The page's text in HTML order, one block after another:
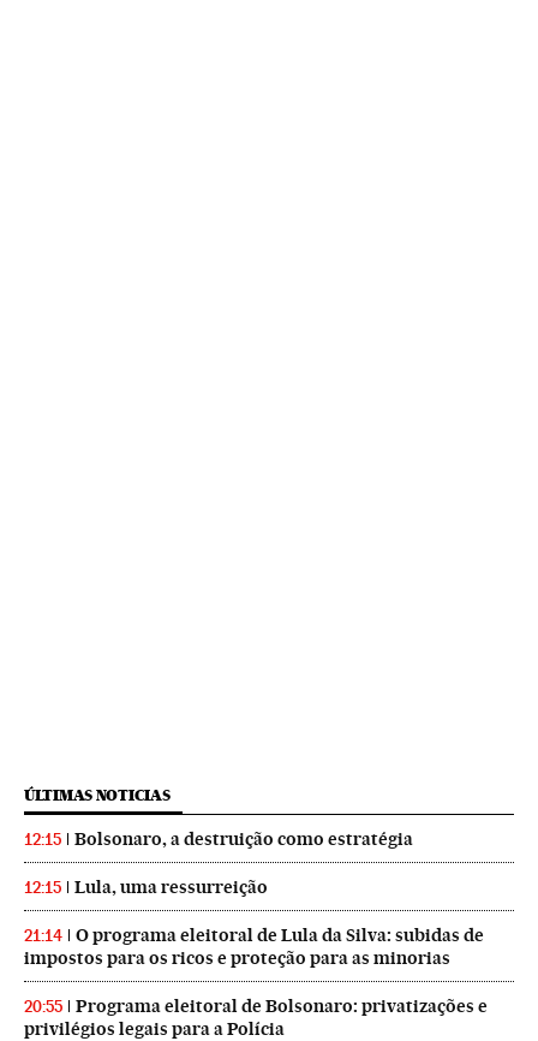
ÚLTIMAS NOTICIAS
12:15 Bolsonaro, a destruição como estratégia
12:15 Lula, uma ressurreição
21:14
O programa eleitoral de Lula da Silva: subidas de
impostos para os ricos e proteção para as minorias
20:55
Programa eleitoral de Bolsonaro: privatizações e
privilégios legais para a Polícia